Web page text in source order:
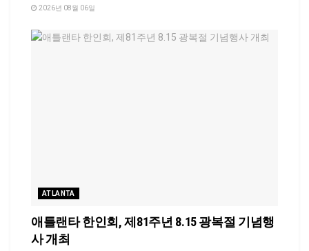
2026년 08월 06일
ATLANTA
애틀랜타 한인회, 제81주년 8.15 광복절 기념행
사 개최